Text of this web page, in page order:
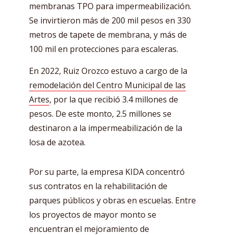
membranas TPO para impermeabilización.
Se invirtieron más de 200 mil pesos en 330
metros de tapete de membrana, y más de
100 mil en protecciones para escaleras.
En 2022, Ruiz Orozco estuvo a cargo de la
remodelación del Centro Municipal de las
Artes, por la que recibió 3.4 millones de
pesos. De este monto, 2.5 millones se
destinaron a la impermeabilización de la
losa de azotea.
Por su parte, la empresa KIDA concentró
sus contratos en la rehabilitación de
parques públicos y obras en escuelas. Entre
los proyectos de mayor monto se
encuentran el mejoramiento de